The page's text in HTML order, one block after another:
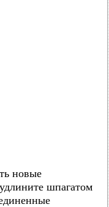
новые
шпагатом